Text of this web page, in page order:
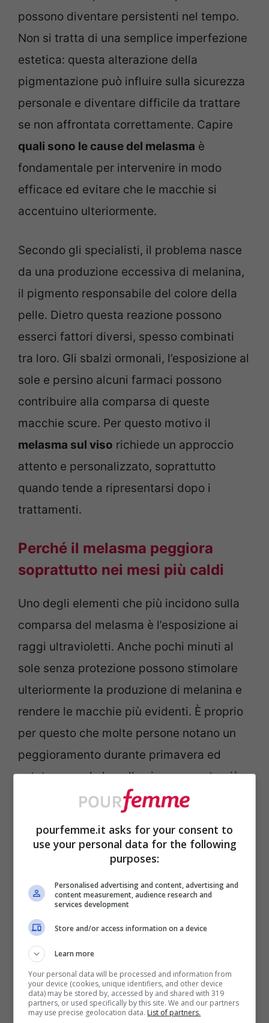
possono diventare persistenti nel tempo.
Non si tratta di una semplice imperfezione
estetica: questa alterazione della
pigmentazione può influire sulla sicurezza
personale e diventare difficile da trattare
se non affrontata correttamente. Capire
quali sono le cause del melasma è
fondamentale per intervenire in modo
efficace ed evitare che le macchie si
accentuino ulteriormente.
Secondo gli specialisti, il problema nasce
da una produzione eccessiva di melanina,
il pigmento responsabile del colore della
pelle. Dietro questa reazione possono
esserci fattori diversi, spesso combinati
tra loro. Gli sbalzi ormonali, l’esposizione al
sole e persino alcuni farmaci possono
contribuire alla comparsa di queste
macchie scure. Per questo motivo il
melasma sul viso richiede un approccio
attento e personalizzato, soprattutto
quando tende a ripresentarsi dopo i
trattamenti.
Perché il melasma peggiora
soprattutto nei mesi più caldi
Uno degli elementi che più incidono sulla
comparsa del melasma è l’esposizione ai
raggi ultravioletti. Anche pochi minuti al
sole senza protezione possono stimolare
ulteriormente la produzione di melanina e
rendere le macchie più evidenti. È proprio
per questo che molte persone notano un
peggioramento durante primavera ed
estate, quando la pelle viene esposta più
frequentemente alla luce solare. In alcuni
possono contribuire ad accentuare il
Tra i fattori più coinvolti ci sono anche gli
ormoni. Il melasma compare spesso
durante la gravidanza oppure in
concomitanza con l’assunzione della pillola
anticoncezionale. Non a caso viene
chiamato anche “maschera gravidica”,
pourfemme.it asks for your consent to
use your personal data for the following
purposes:
Personalised advertising and content, advertising and
content measurement, audience research and
services development
Store and/or access information on a device
Learn more
Your personal data will be processed and information from
your device (cookies, unique identifiers, and other device
data) may be stored by, accessed by and shared with 319
partners, or used specifically by this site. We and our partners
may use precise geolocation data. List of partners.